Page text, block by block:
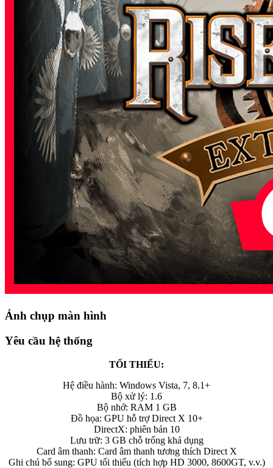
Ảnh chụp màn hình
Yêu cầu hệ thống
TỐI THIỂU:
Hệ điều hành: Windows Vista, 7, 8.1+
Bộ xử lý: 1.6
Bộ nhớ: RAM 1 GB
Đồ họa: GPU hỗ trợ Direct X 10+
DirectX: phiên bản 10
Lưu trữ: 3 GB chỗ trống khả dụng
Card âm thanh: Card âm thanh tương thích Direct X
Ghi chú bổ sung: GPU tối thiểu (tích hợp HD 3000, 8600GT, v.v.)